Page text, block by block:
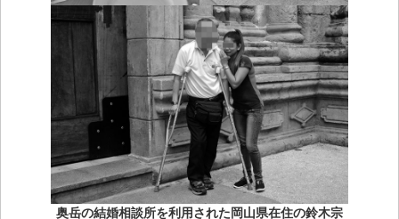
奥岳の結婚相談所を利用された岡山県在住の鈴木宗